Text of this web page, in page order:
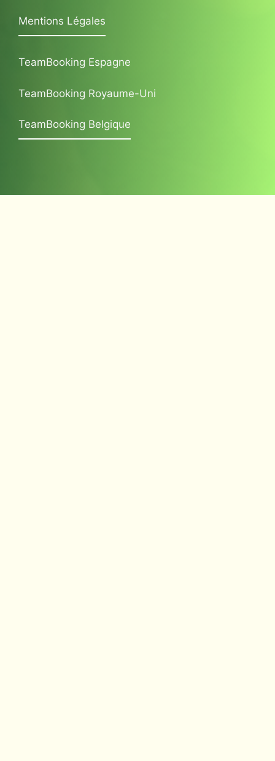
Mentions Légales
TeamBooking Espagne
TeamBooking Royaume-Uni
TeamBooking Belgique